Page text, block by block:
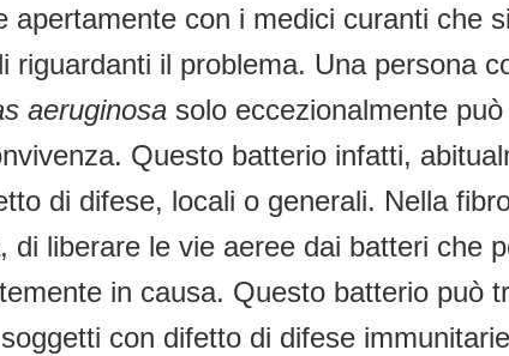
apertamente con i medici curanti che
riguardanti il problema. Una persona
aeruginosa solo eccezionalmente
Questo batterio infatti,
di difese, locali o generali. Nella
liberare le vie aeree dai batteri che
in causa. Questo batterio può
con difetto di difese